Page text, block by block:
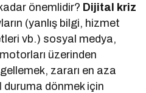
önemlidir? Dijital kriz
(yanlış bilgi, hizmet
vb.) sosyal medya,
üzerinden
zararı en aza
duruma dönmek için